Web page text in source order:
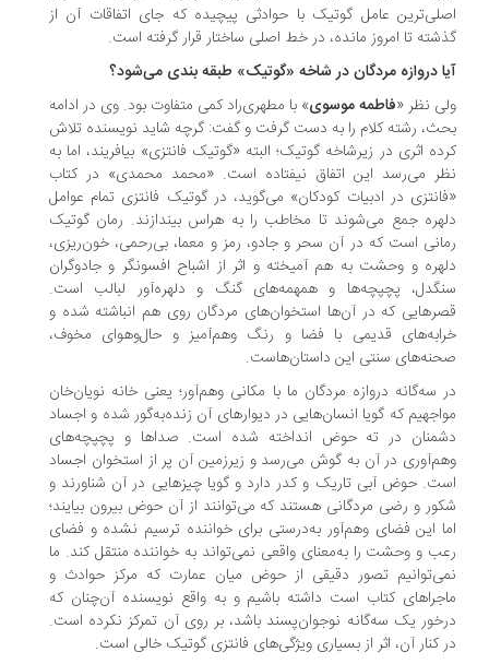
عامل گوتیک با حوادثی پیچیده که جای اتفاقات آن از
تا امروز مانده، در خط اصلی ساختار قرار گرفته است.
دروازه مردگان در شاخه «گوتیک» طبقه بندی می‌شود؟
نظر «فاطمه موسوی» با مطهری‌راد کمی متفاوت بود. وی در ادامه
رشته کلام را به دست گرفت و گفت: گرچه شاید نویسنده تلاش
اثری در زیرشاخه گوتیک؛ البته «گوتیک فانتزی» بیافریند، اما به
می‌رسد این اتفاق نیفتاده است. «محمد محمدی» در کتاب
در ادبیات کودکان» می‌گوید، در گوتیک فانتزی تمام عوامل
جمع می‌شوند تا مخاطب را به هراس بیندازند. رمان گوتیک
است که در آن سحر و جادو، رمز و معما، بی‌رحمی، خون‌ریزی،
و وحشت به هم آمیخته و اثر از اشباح افسونگر و جادوگران
پچپچه‌ها و همهمه‌های گنگ و دلهره‌آور لبالب است.
که در آن‌ها استخوان‌های مردگان روی هم انباشته شده و
قدیمی با فضا و رنگ وهم‌آمیز و حال‌وهوای مخوف،
سنتی این داستان‌هاست.
سه‌گانه دروازه مردگان ما با مکانی وهم‌آور؛ یعنی خانه نویان‌خان
که گویا انسان‌هایی در دیوارهای آن زنده‌به‌گور شده و اجساد
در ته حوض انداخته شده است. صداها و پچپچه‌های
در آن به گوش می‌رسد و زیرزمین آن پر از استخوان اجساد
حوض آبی تاریک و کدر دارد و گویا چیزهایی در آن شناورند و
و رضی مردگانی هستند که می‌توانند از آن حوض بیرون بیایند؛
این فضای وهم‌آور به‌درستی برای خواننده ترسیم نشده و فضای
و وحشت را به‌معنای واقعی نمی‌تواند به خواننده منتقل کند. ما
تصور دقیقی از حوض میان عمارت که مرکز حوادث و
کتاب است داشته باشیم و به واقع نویسنده آن‌چنان که
یک سه‌گانه نوجوان‌پسند باشد، بر روی آن تمرکز نکرده است.
کنار آن، اثر از بسیاری ویژگی‌های فانتزی گوتیک خالی است.